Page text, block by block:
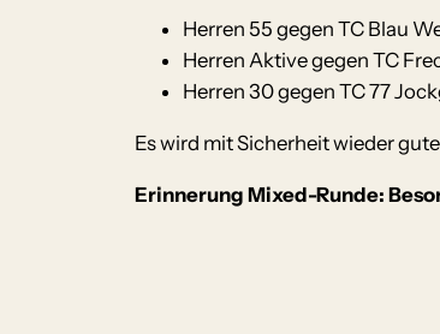
Herren 55 gegen TC Blau
Herren Aktive gegen TC
Herren 30 gegen TC 77
Es wird mit Sicherheit wieder
Erinnerung Mixed-Runde: